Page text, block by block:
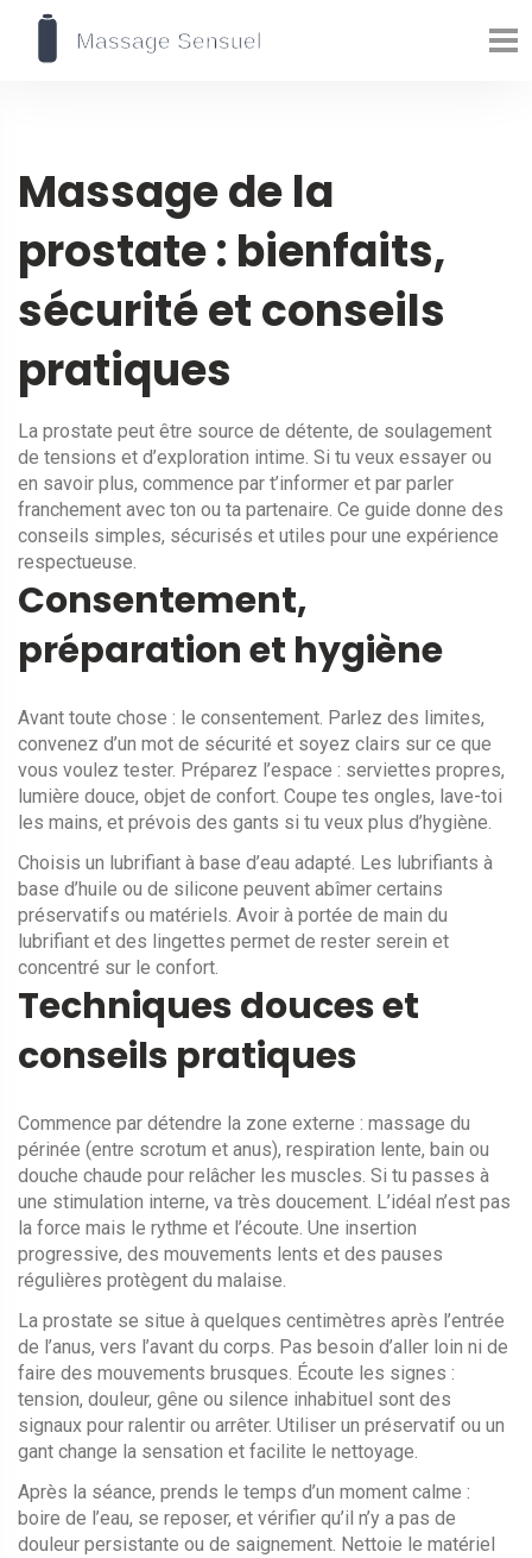
Massage de la
prostate : bienfaits,
sécurité et conseils
pratiques
La prostate peut être source de détente, de soulagement
de tensions et d’exploration intime. Si tu veux essayer ou
en savoir plus, commence par t’informer et par parler
franchement avec ton ou ta partenaire. Ce guide donne des
conseils simples, sécurisés et utiles pour une expérience
respectueuse.
Consentement,
préparation et hygiène
Avant toute chose : le consentement. Parlez des limites,
convenez d’un mot de sécurité et soyez clairs sur ce que
vous voulez tester. Préparez l’espace : serviettes propres,
lumière douce, objet de confort. Coupe tes ongles, lave-toi
les mains, et prévois des gants si tu veux plus d’hygiène.
Choisis un lubrifiant à base d’eau adapté. Les lubrifiants à
base d’huile ou de silicone peuvent abîmer certains
préservatifs ou matériels. Avoir à portée de main du
lubrifiant et des lingettes permet de rester serein et
concentré sur le confort.
Techniques douces et
conseils pratiques
Commence par détendre la zone externe : massage du
périnée (entre scrotum et anus), respiration lente, bain ou
douche chaude pour relâcher les muscles. Si tu passes à
une stimulation interne, va très doucement. L’idéal n’est pas
la force mais le rythme et l’écoute. Une insertion
progressive, des mouvements lents et des pauses
régulières protègent du malaise.
La prostate se situe à quelques centimètres après l’entrée
de l’anus, vers l’avant du corps. Pas besoin d’aller loin ni de
faire des mouvements brusques. Écoute les signes :
tension, douleur, gêne ou silence inhabituel sont des
signaux pour ralentir ou arrêter. Utiliser un préservatif ou un
gant change la sensation et facilite le nettoyage.
Après la séance, prends le temps d’un moment calme :
boire de l’eau, se reposer, et vérifier qu’il n’y a pas de
douleur persistante ou de saignement. Nettoie le matériel